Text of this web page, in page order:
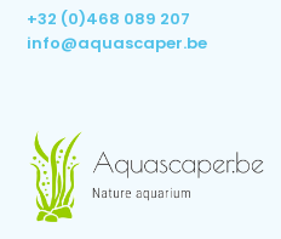
+32 (0)468 089 207
info@aquascaper.be